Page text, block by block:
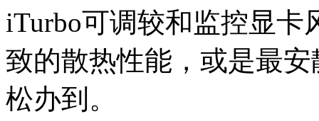
iTurbo可调较和监控显卡
致的散热性能，或是最
松办到。